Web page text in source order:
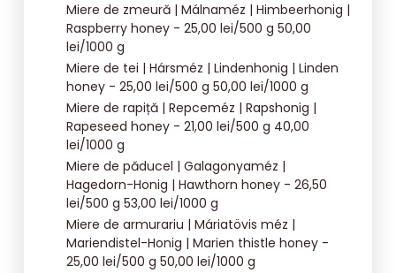
Miere de zmeură | Málnaméz | Himbeerhonig |
Raspberry honey - 25,00 lei/500 g 50,00
lei/1000 g
Miere de tei | Hársméz | Lindenhonig | Linden
honey - 25,00 lei/500 g 50,00 lei/1000 g
Miere de rapiță | Repceméz | Rapshonig |
Rapeseed honey - 21,00 lei/500 g 40,00
lei/1000 g
Miere de păducel | Galagonyaméz |
Hagedorn-Honig | Hawthorn honey - 26,50
lei/500 g 53,00 lei/1000 g
Miere de armurariu | Máriatövis méz |
Mariendistel-Honig | Marien thistle honey -
25,00 lei/500 g 50,00 lei/1000 g